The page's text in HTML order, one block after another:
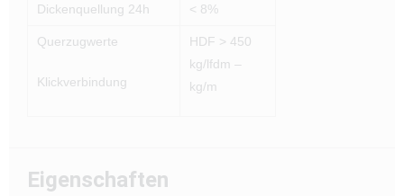
Dickenquellung 24h < 8%
Querzugwerte
Klickverbindung
HDF > 450
kg/lfdm –
kg/m
Eigenschaften